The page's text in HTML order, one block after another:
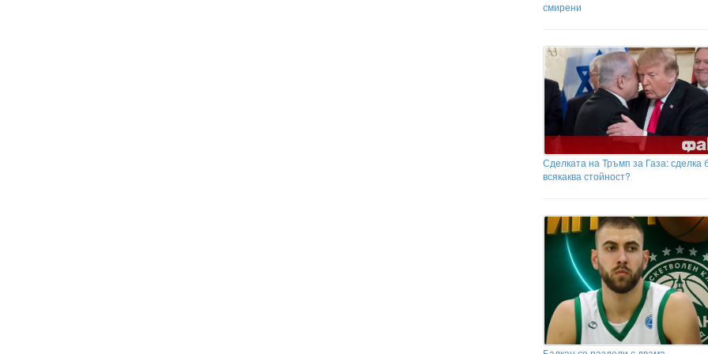
смирени
Сделката на Тръмп за Газа: сделка
всякаква стойност?